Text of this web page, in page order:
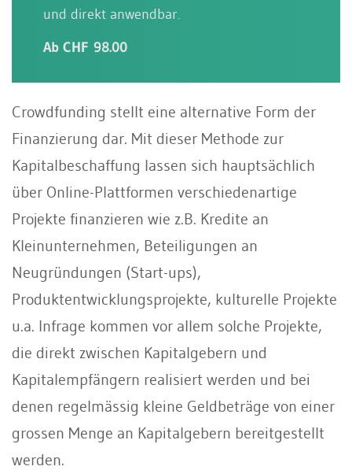
und direkt anwendbar.
Ab CHF 98.00
Crowdfunding stellt eine alternative Form der
Finanzierung dar. Mit dieser Methode zur
Kapitalbeschaffung lassen sich hauptsächlich
über Online-Plattformen verschiedenartige
Projekte finanzieren wie z.B. Kredite an
Kleinunternehmen, Beteiligungen an
Neugründungen (Start-ups),
Produktentwicklungsprojekte, kulturelle Projekte
u.a. Infrage kommen vor allem solche Projekte,
die direkt zwischen Kapitalgebern und
Kapitalempfängern realisiert werden und bei
denen regelmässig kleine Geldbeträge von einer
grossen Menge an Kapitalgebern bereitgestellt
werden.